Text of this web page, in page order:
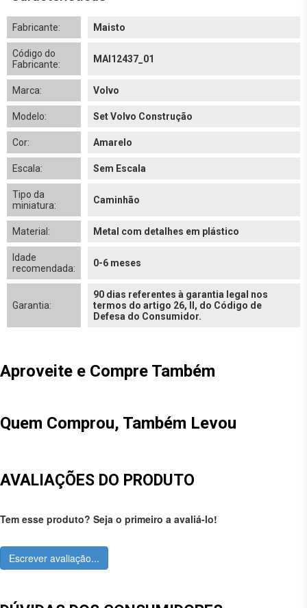
Fabricante: Maisto
Código do
Fabricante:
MAI12437_01
Marca: Volvo
Modelo: Set Volvo Construção
Cor: Amarelo
Escala: Sem Escala
Tipo da
miniatura:
Caminhão
Material: Metal com detalhes em plástico
Idade
recomendada:
0-6 meses
Garantia:
90 dias referentes à garantia legal nos
termos do artigo 26, II, do Código de
Defesa do Consumidor.
Aproveite e Compre Também
Quem Comprou, Também Levou
AVALIAÇÕES DO PRODUTO
Tem esse produto? Seja o primeiro a avaliá-lo!
Escrever avaliação...